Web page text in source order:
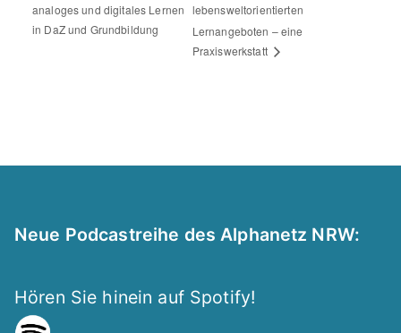
analoges und digitales Lernen
in DaZ und Grundbildung
lebensweltorientierten
Lernangeboten – eine
Praxiswerkstatt
Neue Podcastreihe des Alphanetz NRW:
Hören Sie hinein auf Spotify!